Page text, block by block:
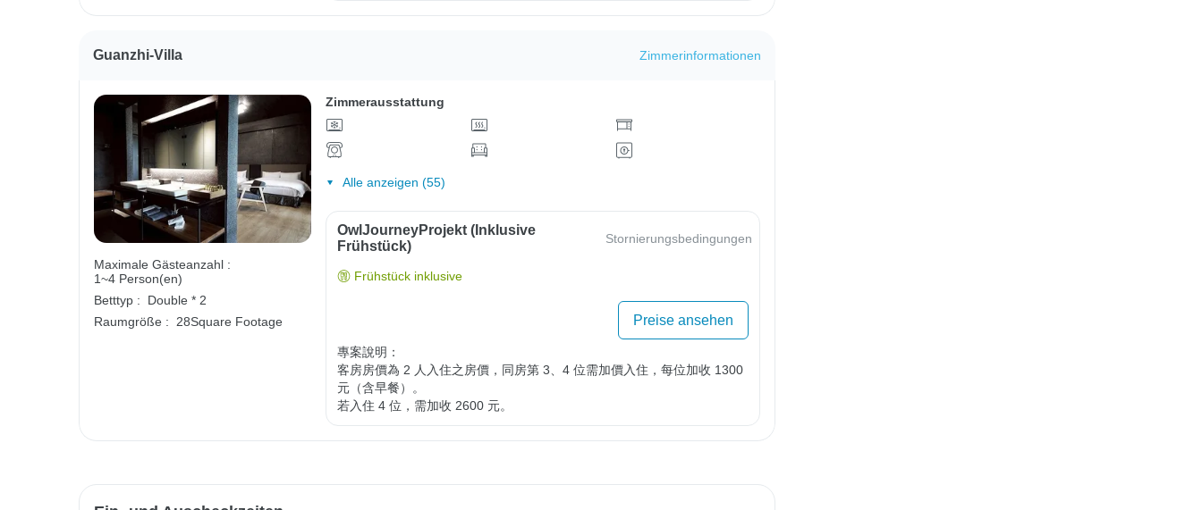
Guanzhi-Villa Zimmerinformationen
Maximale Gästeanzahl :
1~4 Person(en)
Betttyp :
Double * 2
Raumgröße :
28Square Footage
Zimmerausstattung
Alle anzeigen (55)
OwlJourneyProjekt (inklusive
Frühstück)
Stornierungsbedingungen
Frühstück inklusive
Preise ansehen
專案說明：
客房房價為 2 人入住之房價，同房第 3、4 位需加價入住，每位加收 1300
元（含早餐）。
若入住 4 位，需加收 2600 元。